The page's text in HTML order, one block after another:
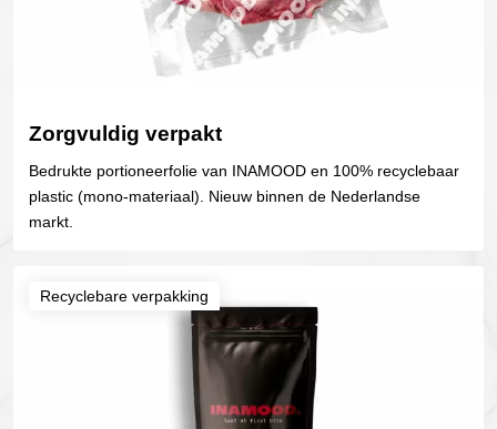
Zorgvuldig verpakt
Bedrukte portioneerfolie van INAMOOD en 100% recyclebaar
plastic (mono-materiaal). Nieuw binnen de Nederlandse
markt.
Recyclebare verpakking